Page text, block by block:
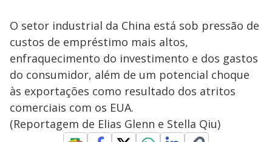
O setor industrial da China está sob pressão de
custos de empréstimo mais altos,
enfraquecimento do investimento e dos gastos
do consumidor, além de um potencial choque
às exportações como resultado dos atritos
comerciais com os EUA.
(Reportagem de Elias Glenn e Stella Qiu)